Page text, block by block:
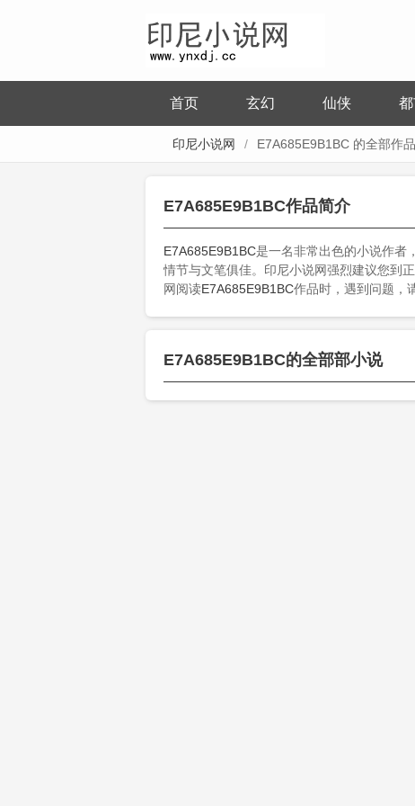
首页 玄幻 仙侠
印尼小说网 E7A685E9B1BC 的全部作品
E7A685E9B1BC作品简介
E7A685E9B1BC是一名非常出色的小说作者
情节与文笔俱佳。印尼小说网强烈建议您到
网阅读E7A685E9B1BC作品时，遇到问题，
E7A685E9B1BC的全部部小说